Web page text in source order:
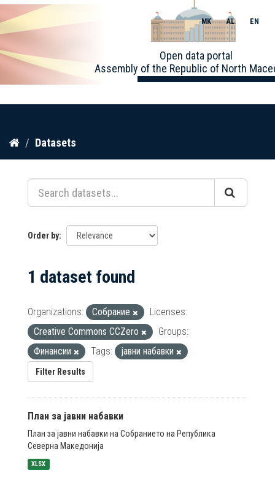
Skip
content
Open data portal
Assembly of the Republic of North
MK AL EN
Datasets
Order by
1 dataset found
Organizations: Собрание
Licenses:
Creative Commons CCZero
Groups:
Финансии
Tags: јавни набавки
Filter Results
План за јавни набавки
План за јавни набавки на Собранието на Република
Северна Македонија
XLSX